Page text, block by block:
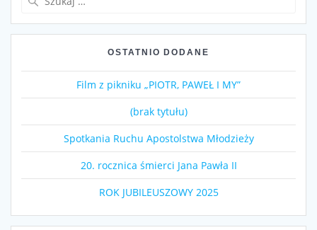
OSTATNIO DODANE
Film z pikniku „PIOTR, PAWEŁ I MY”
(brak tytułu)
Spotkania Ruchu Apostolstwa Młodzieży
20. rocznica śmierci Jana Pawła II
ROK JUBILEUSZOWY 2025